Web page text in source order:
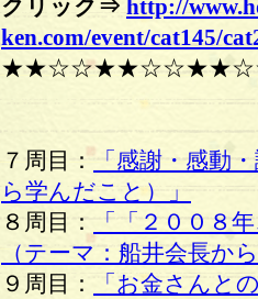
クリック⇒ http://
ken.com/event/cat145/
７周目：「感謝・感動
ら学んだこと）」
８周目：
「「２００８
（テーマ：船井会長か
９周目：
「お金さんと